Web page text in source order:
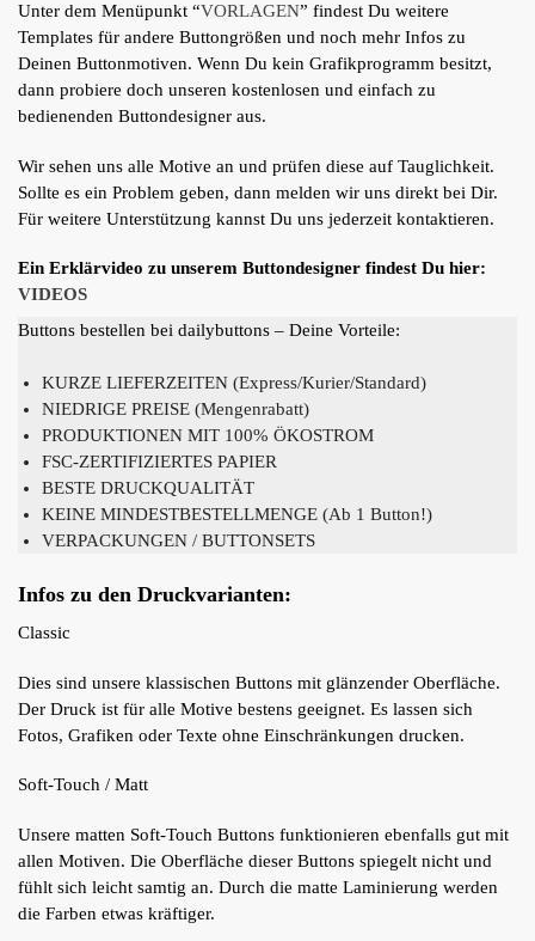
Unter dem Menüpunkt “VORLAGEN” findest Du weitere
Templates für andere Buttongrößen und noch mehr Infos zu
Deinen Buttonmotiven. Wenn Du kein Grafikprogramm besitzt,
dann probiere doch unseren kostenlosen und einfach zu
bedienenden Buttondesigner aus.
Wir sehen uns alle Motive an und prüfen diese auf Tauglichkeit.
Sollte es ein Problem geben, dann melden wir uns direkt bei Dir.
Für weitere Unterstützung kannst Du uns jederzeit kontaktieren.
Ein Erklärvideo zu unserem Buttondesigner findest Du hier:
VIDEOS
Buttons bestellen bei dailybuttons – Deine Vorteile:
KURZE LIEFERZEITEN (Express/Kurier/Standard)
NIEDRIGE PREISE (Mengenrabatt)
PRODUKTIONEN MIT 100% ÖKOSTROM
FSC-ZERTIFIZIERTES PAPIER
BESTE DRUCKQUALITÄT
KEINE MINDESTBESTELLMENGE (Ab 1 Button!)
VERPACKUNGEN / BUTTONSETS
Infos zu den Druckvarianten:
Classic
Dies sind unsere klassischen Buttons mit glänzender Oberfläche.
Der Druck ist für alle Motive bestens geeignet. Es lassen sich
Fotos, Grafiken oder Texte ohne Einschränkungen drucken.
Soft-Touch / Matt
Unsere matten Soft-Touch Buttons funktionieren ebenfalls gut mit
allen Motiven. Die Oberfläche dieser Buttons spiegelt nicht und
fühlt sich leicht samtig an. Durch die matte Laminierung werden
die Farben etwas kräftiger.